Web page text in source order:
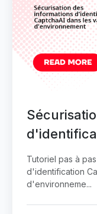
les
Tutoriel pas à
d'identification
d'environneme...